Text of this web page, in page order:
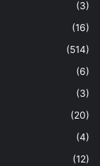
(3)
(16)
(514)
(6)
(3)
(20)
(4)
(12)